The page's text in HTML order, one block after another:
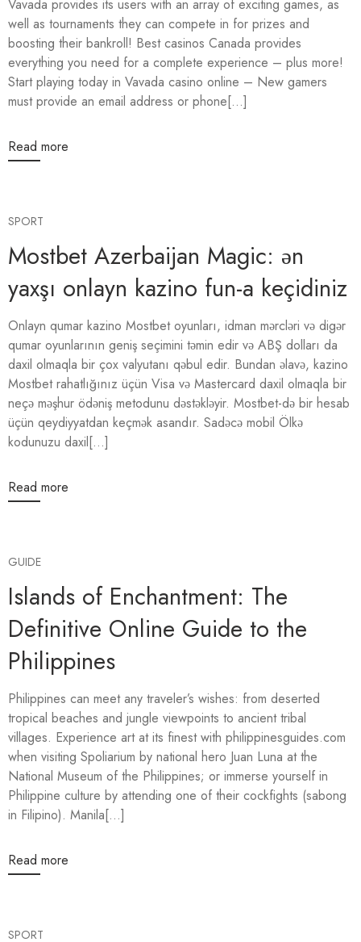
Vavada provides its users with an array of exciting games, as
well as tournaments they can compete in for prizes and
boosting their bankroll! Best casinos Canada provides
everything you need for a complete experience – plus more!
Start playing today in Vavada casino online – New gamers
must provide an email address or phone[...]
Read more
SPORT
Mostbet Azerbaijan Magic: ən
yaxşı onlayn kazino fun-a keçidiniz
Onlayn qumar kazino Mostbet oyunları, idman mərcləri və digər
qumar oyunlarının geniş seçimini təmin edir və ABŞ dolları da
daxil olmaqla bir çox valyutanı qəbul edir. Bundan əlavə, kazino
Mostbet rahatlığınız üçün Visa və Mastercard daxil olmaqla bir
neçə məşhur ödəniş metodunu dəstəkləyir. Mostbet-də bir hesab
üçün qeydiyyatdan keçmək asandır. Sadəcə mobil Ölkə
kodunuzu daxil[...]
Read more
GUIDE
Islands of Enchantment: The
Definitive Online Guide to the
Philippines
Philippines can meet any traveler’s wishes: from deserted
tropical beaches and jungle viewpoints to ancient tribal
villages. Experience art at its finest with philippinesguides.com
when visiting Spoliarium by national hero Juan Luna at the
National Museum of the Philippines; or immerse yourself in
Philippine culture by attending one of their cockfights (sabong
in Filipino). Manila[...]
Read more
SPORT